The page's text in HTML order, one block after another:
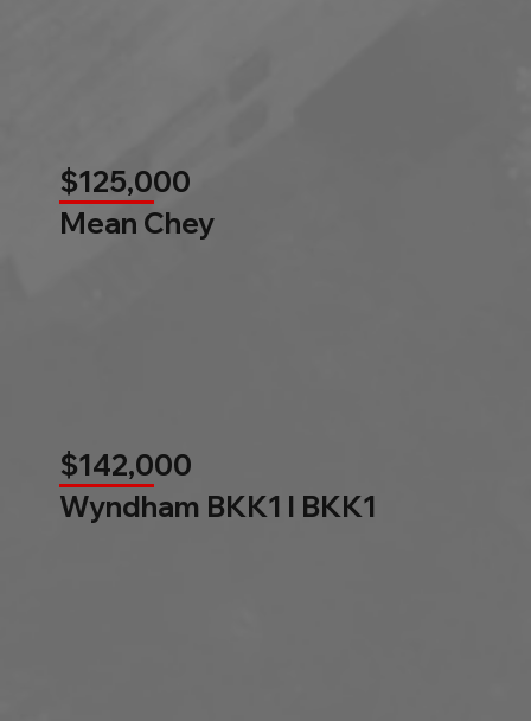
$125,000
Mean Chey
$142,000
Wyndham BKK1 l BKK1